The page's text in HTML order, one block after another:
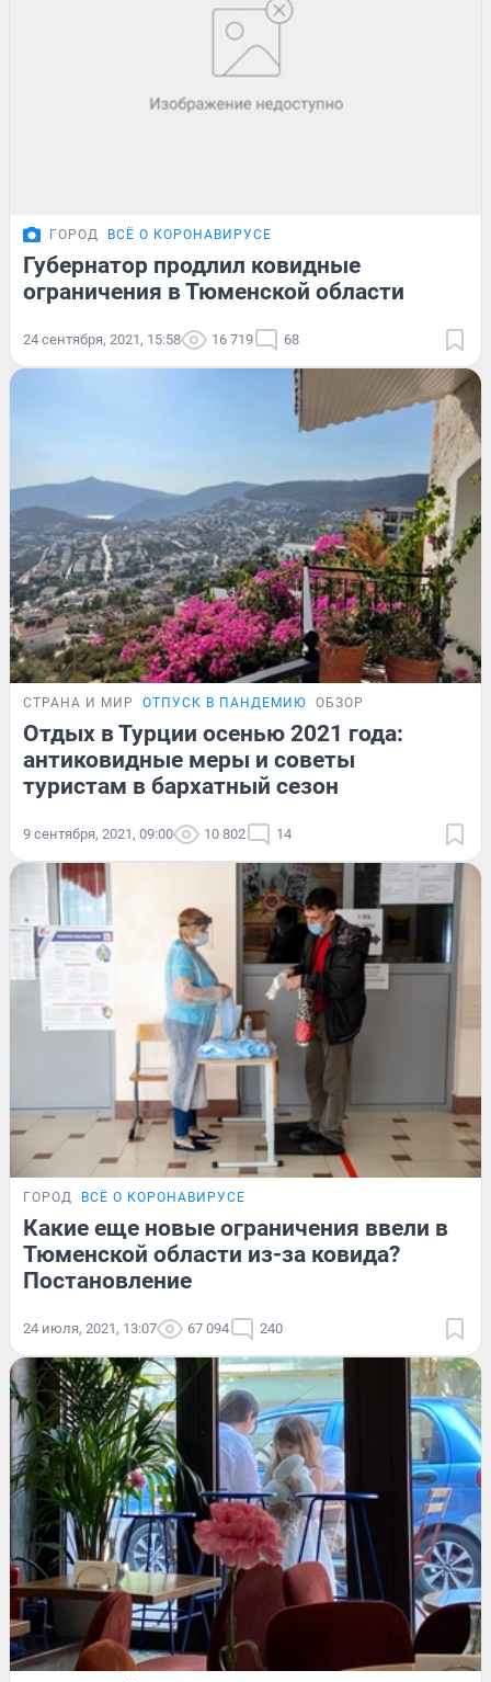
ГОРОД ВСЁ О КОРОНАВИРУСЕ
Губернатор продлил ковидные
ограничения в Тюменской области
24 сентября, 2021, 15:58 16 719 68
СТРАНА И МИР ОТПУСК В ПАНДЕМИЮ ОБЗОР
Отдых в Турции осенью 2021 года:
антиковидные меры и советы
туристам в бархатный сезон
9 сентября, 2021, 09:00 10 802 14
ГОРОД ВСЁ О КОРОНАВИРУСЕ
Какие еще новые ограничения ввели в
Тюменской области из-за ковида?
Постановление
24 июля, 2021, 13:07 67 094 240